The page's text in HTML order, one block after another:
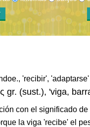
'recibir', 'adaptarse'
gr. (sust.), 'viga,
con el significado
la viga 'recibe' el